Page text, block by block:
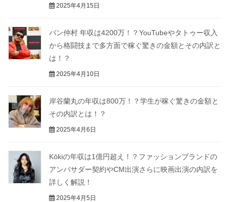
2025年4月15日
バン仲村 年収は4200万！？YouTubeやタトゥー収入
から格闘技まで多方面で稼ぐ驚きの金額とその内訳と
は！？
2025年4月10日
岸谷蘭丸の年収は800万！？学生が稼ぐ驚きの金額と
その内訳とは！？
2025年4月6日
Kōkiの年収は1億円超え！？ファッションブランドの
アンバサダー契約やCM出演さらに映画出演の内訳を
詳しく解説！
2025年4月5日